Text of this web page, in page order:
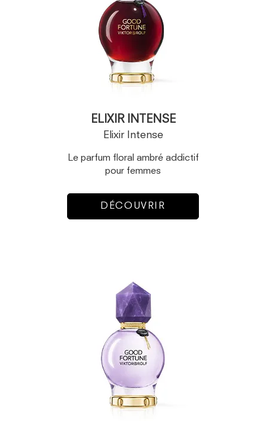
ELIXIR INTENSE
Elixir Intense
Le parfum floral ambré addictif
pour femmes
DÉCOUVRIR